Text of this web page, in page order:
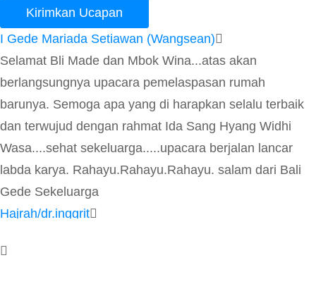
Kirimkan Ucapan
I Gede Mariada Setiawan (Wangsean)
Selamat Bli Made dan Mbok Wina...atas akan
berlangsungnya upacara pemelaspasan rumah
barunya. Semoga apa yang di harapkan selalu terbaik
dan terwujud dengan rahmat Ida Sang Hyang Widhi
Wasa....sehat sekeluarga.....upacara berjalan lancar
labda karya. Rahayu.Rahayu.Rahayu. salam dari Bali
Gede Sekeluarga
Hajrah/dr.inggrit
selalu. Tuhan berkati 😇